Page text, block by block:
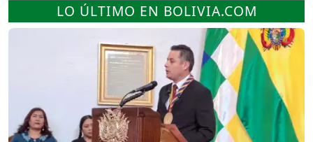
LO ÚLTIMO EN BOLIVIA.COM